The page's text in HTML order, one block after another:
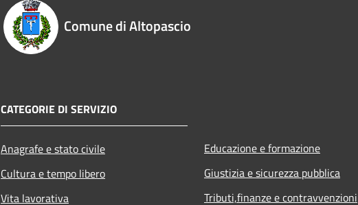
Comune di Altopascio
CATEGORIE DI SERVIZIO
Anagrafe e stato civile
Cultura e tempo libero
Vita lavorativa
Educazione e formazione
Giustizia e sicurezza pubblica
Tributi,finanze e contravvenzioni